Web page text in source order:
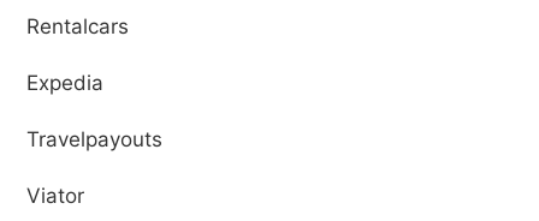
Rentalcars
Expedia
Travelpayouts
Viator